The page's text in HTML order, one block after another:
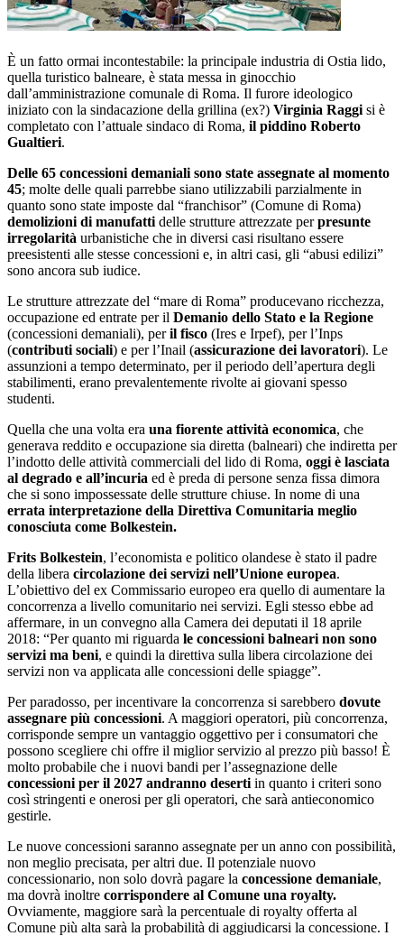
È un fatto ormai incontestabile: la principale industria di Ostia lido,
quella turistico balneare, è stata messa in ginocchio
dall’amministrazione comunale di Roma. Il furore ideologico
iniziato con la sindacazione della grillina (ex?) Virginia Raggi si è
completato con l’attuale sindaco di Roma, il piddino Roberto
Gualtieri.
Delle 65 concessioni demaniali sono state assegnate al momento
45; molte delle quali parrebbe siano utilizzabili parzialmente in
quanto sono state imposte dal “franchisor” (Comune di Roma)
demolizioni di manufatti delle strutture attrezzate perpresunte
irregolarità urbanistiche che in diversi casi risultano essere
preesistenti alle stesse concessioni e, in altri casi, gli “abusi edilizi”
sono ancora sub iudice.
Le strutture attrezzate del “mare di Roma” producevano ricchezza,
occupazione ed entrate per il Demanio dello Stato e la Regione
(concessioni demaniali), peril fisco (Ires e Irpef), per l’Inps
(contributi sociali) e per l’Inail (assicurazione dei lavoratori). Le
assunzioni a tempo determinato, per il periodo dell’apertura degli
stabilimenti, erano prevalentemente rivolte ai giovani spesso
studenti.
Quella che una volta era una fiorente attività economica, che
generava reddito e occupazione sia diretta (balneari) che indiretta per
l’indotto delle attività commerciali del lido di Roma, oggi è lasciata
al degrado e all’incuria ed è preda di persone senza fissa dimora
che si sono impossessate delle strutture chiuse. In nome di una
errata interpretazione della Direttiva Comunitaria meglio
conosciuta come Bolkestein.
Frits Bolkestein, l’economista e politico olandese è stato il padre
della libera circolazione dei servizi nell’Unione europea.
L’obiettivo del ex Commissario europeo era quello di aumentare la
concorrenza a livello comunitario nei servizi. Egli stesso ebbe ad
affermare, in un convegno alla Camera dei deputati il 18 aprile
2018: “Per quanto mi riguarda le concessioni balneari non sono
servizi ma beni, e quindi la direttiva sulla libera circolazione dei
servizi non va applicata alle concessioni delle spiagge”.
Per paradosso, per incentivare la concorrenza si sarebbero dovute
assegnare più concessioni. A maggiori operatori, più concorrenza,
corrisponde sempre un vantaggio oggettivo per i consumatori che
possono scegliere chi offre il miglior servizio al prezzo più basso! È
molto probabile che i nuovi bandi per l’assegnazione delle
concessioni per il 2027 andranno deserti in quanto i criteri sono
così stringenti e onerosi per gli operatori, che sarà antieconomico
gestirle.
Le nuove concessioni saranno assegnate per un anno con possibilità,
non meglio precisata, per altri due. Il potenziale nuovo
concessionario, non solo dovrà pagare la concessione demaniale,
ma dovrà inoltre corrispondere al Comune una royalty.
Ovviamente, maggiore sarà la percentuale di royalty offerta al
Comune più alta sarà la probabilità di aggiudicarsi la concessione. I